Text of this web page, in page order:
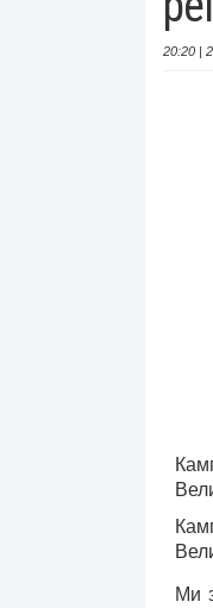
20:20 |
Ми